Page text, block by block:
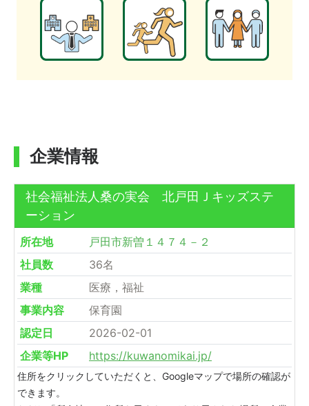
企業情報
社会福祉法人桑の実会 北戸田Ｊキッズステ
ーション
所在地
戸田市新曽１４７４－２
社員数
36名
業種
医療，福祉
事業内容
保育園
認定日
2026-02-01
企業等HP
https://kuwanomikai.jp/
住所をクリックしていただくと、Googleマップで場所の確認が
できます。